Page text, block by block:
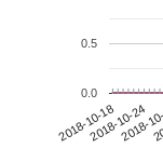
2018-10-182018-10-24
2018-
0.0
0.5